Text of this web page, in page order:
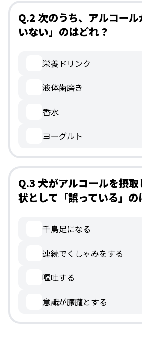
Q.2 次のうち、アルコール
いない」のはどれ？
栄養ドリンク
液体歯磨き
香水
ヨーグルト
Q.3 犬がアルコールを摂
状として「誤っている」の
千鳥足になる
連続でくしゃみをする
嘔吐する
意識が朦朧とする